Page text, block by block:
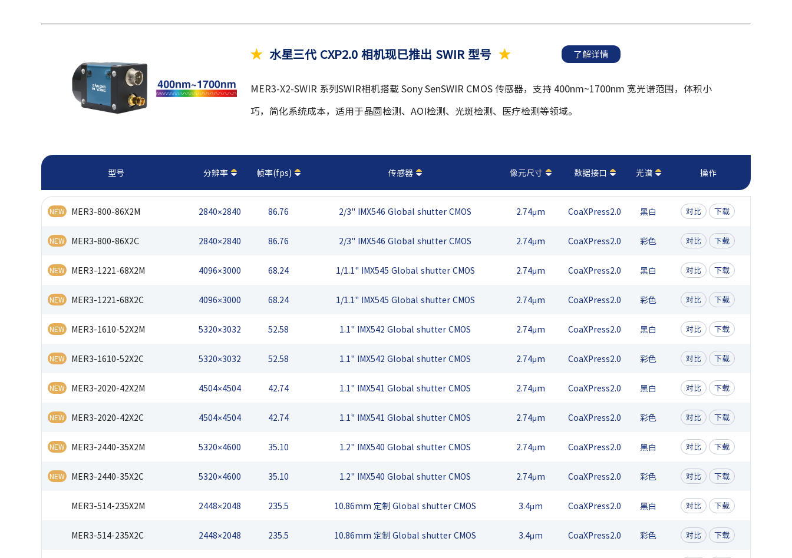
★ 水星三代 CXP2.0 相机现已推出 SWIR 型号 ★ 了解详情
MER3-X2-SWIR 系列SWIR相机搭载 Sony SenSWIR CMOS 传感器，支持 400nm~1700nm 宽光谱范围，体积小
巧，简化系统成本，适用于晶圆检测、AOI检测、光斑检测、医疗检测等领域。
型号 分辨率 帧率(fps) 传感器 像元尺寸 数据接口 光谱 操作
NEW MER3-800-86X2M 2840×2840 86.76 2/3" IMX546 Global shutter CMOS 2.74μm CoaXPress2.0 黑白 对比 下载
NEW MER3-800-86X2C 2840×2840 86.76 2/3" IMX546 Global shutter CMOS 2.74μm CoaXPress2.0 彩色 对比 下载
NEW MER3-1221-68X2M 4096×3000 68.24 1/1.1" IMX545 Global shutter CMOS 2.74μm CoaXPress2.0 黑白 对比 下载
NEW MER3-1221-68X2C 4096×3000 68.24 1/1.1" IMX545 Global shutter CMOS 2.74μm CoaXPress2.0 彩色 对比 下载
NEW MER3-1610-52X2M 5320×3032 52.58 1.1" IMX542 Global shutter CMOS 2.74μm CoaXPress2.0 黑白 对比 下载
NEW MER3-1610-52X2C 5320×3032 52.58 1.1" IMX542 Global shutter CMOS 2.74μm CoaXPress2.0 彩色 对比 下载
NEW MER3-2020-42X2M 4504×4504 42.74 1.1" IMX541 Global shutter CMOS 2.74μm CoaXPress2.0 黑白 对比 下载
NEW MER3-2020-42X2C 4504×4504 42.74 1.1" IMX541 Global shutter CMOS 2.74μm CoaXPress2.0 彩色 对比 下载
NEW MER3-2440-35X2M 5320×4600 35.10 1.2" IMX540 Global shutter CMOS 2.74μm CoaXPress2.0 黑白 对比 下载
NEW MER3-2440-35X2C 5320×4600 35.10 1.2" IMX540 Global shutter CMOS 2.74μm CoaXPress2.0 彩色 对比 下载
MER3-514-235X2M 2448×2048 235.5 10.86mm 定制 Global shutter CMOS 3.4μm CoaXPress2.0 黑白 对比 下载
MER3-514-235X2C 2448×2048 235.5 10.86mm 定制 Global shutter CMOS 3.4μm CoaXPress2.0 彩色 对比 下载